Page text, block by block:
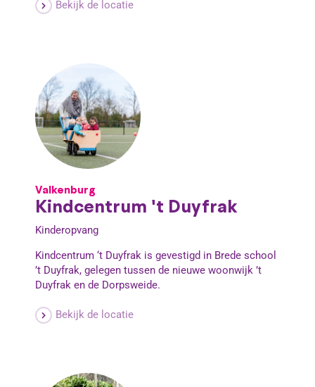
Bekijk de locatie
Valkenburg
Kindcentrum 't Duyfrak
Kinderopvang
Kindcentrum ‘t Duyfrak is gevestigd in Brede school
’t Duyfrak, gelegen tussen de nieuwe woonwijk ’t
Duyfrak en de Dorpsweide.
Bekijk de locatie